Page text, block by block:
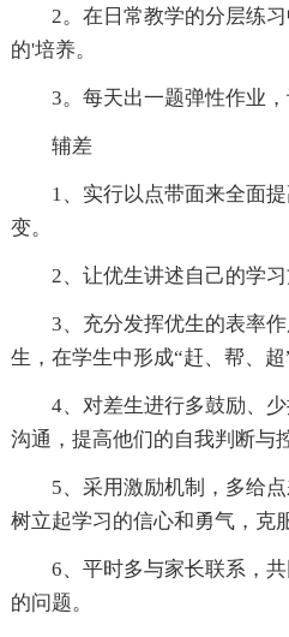
2。在日常教学的分层练
的'培养。
3。每天出一题弹性作业，
辅差
1、实行以点带面来全面
变。
2、让优生讲述自己的学
3、充分发挥优生的表率
生，在学生中形成“赶、帮、超
4、对差生进行多鼓励、
沟通，提高他们的自我判断与
5、采用激励机制，多给
树立起学习的信心和勇气，克
6、平时多与家长联系，
的问题。